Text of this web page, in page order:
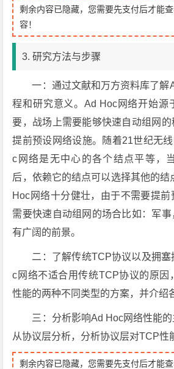
剩余内容已隐藏，您需要先支付后才能
容！
3. 研究方法与步骤
一：通过文献和万方资料库了解
程和研究意义。Ad Hoc网络开始源
要，战场上需要能够快速自动组网
提前预设网络设施。随着21世纪无
c网络是无中心的各个结点平等，
后，依赖它的结点可以选择其他的结
Hoc网络十分健壮，由于不需要提
需要快速自动组网的场合比如：军
有广阔的前景。
二：了解传统TCP协议以及拥
c网络不适合用传统TCP协议的原因
性能的两种不同类型的方案，并介绍
三：分析影响Ad Hoc网络性能
从协议层分析，分析协议层对TCP性
剩余内容已隐藏，您需要先支付后才能